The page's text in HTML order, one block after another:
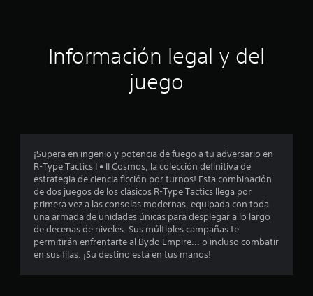
i
o
e
s
t
r
Información legal y del
juego
¡Supera en ingenio y potencia de fuego a tu adversario en
R-Type Tactics I • II Cosmos, la colección definitiva de
estrategia de ciencia ficción por turnos! Esta combinación
de dos juegos de los clásicos R-Type Tactics llega por
primera vez a las consolas modernas, equipada con toda
una armada de unidades únicas para desplegar a lo largo
de decenas de niveles. Sus múltiples campañas te
permitirán enfrentarte al Bydo Empire... o incluso combatir
en sus filas. ¡Su destino está en tus manos!